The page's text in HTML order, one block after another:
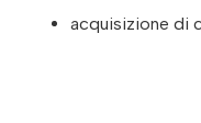
acquisizione di